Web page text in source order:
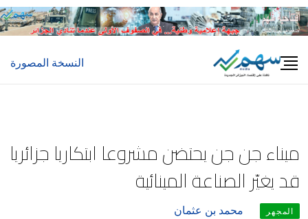
Skip
to
النسخة المصورة
ميناء جن جن يحتضن مشروعا ابتكاريا جزائريا
قد يغيّر الصناعة المينائية
المجهر
محمد بن عثمان